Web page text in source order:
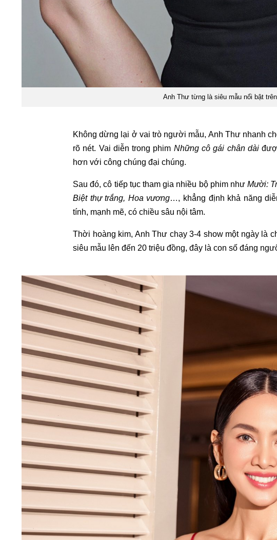
Anh Thư từng là siêu mẫu nổi bật
Không dừng lại ở vai trò người mẫu, Anh Thư nhanh
rõ nét. Vai diễn trong phim Những cô gái chân dài
hơn với công chúng đại chúng.
Sau đó, cô tiếp tục tham gia nhiều bộ phim nhưMười:
Biệt thự trắng, Hoa vương…, khẳng định khả năng
tính, mạnh mẽ, có chiều sâu nội tâm.
Thời hoàng kim, Anh Thư chạy 3-4 show một ngày là
siêu mẫu lên đến 20 triệu đồng, đây là con số đáng